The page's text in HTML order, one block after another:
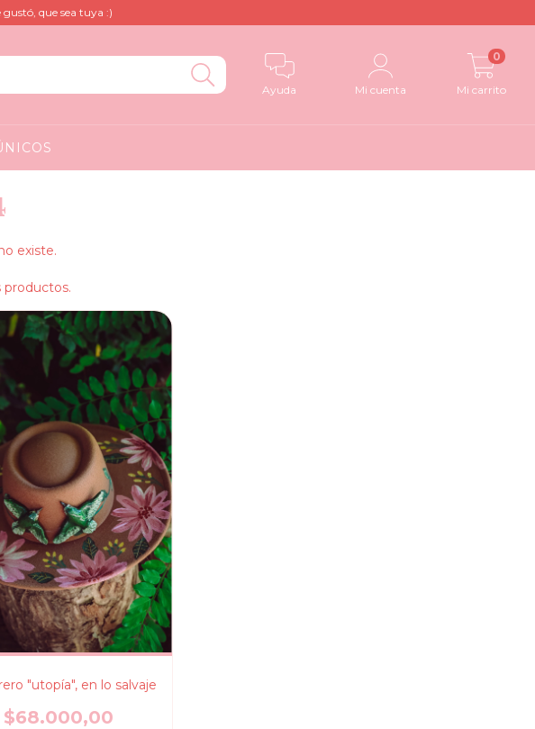
que sea tuya :)
Ayuda Mi cuenta Mi carrito
0
existe.
productos.
"utopía", en lo salvaje
$68.000,00